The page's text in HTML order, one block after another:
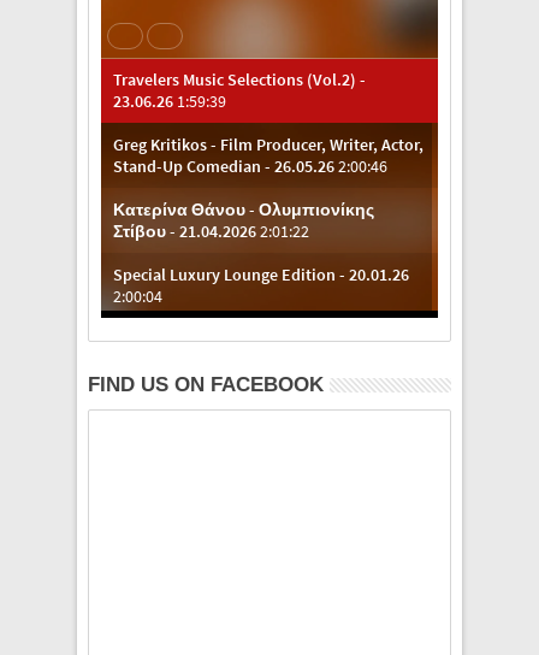
FIND US ON FACEBOOK